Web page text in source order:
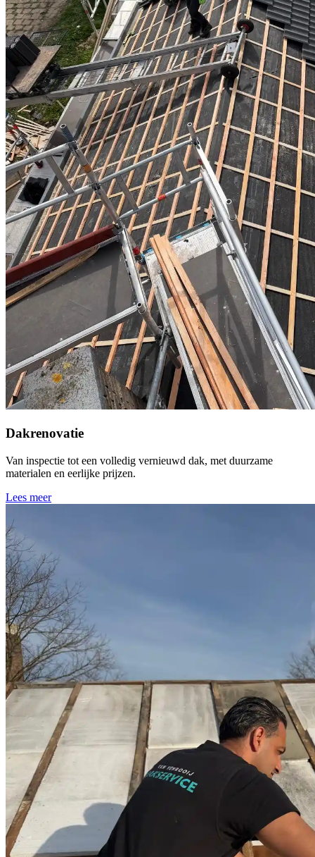
Dakrenovatie
Van inspectie tot een volledig vernieuwd dak, met duurzame
materialen en eerlijke prijzen.
Lees meer